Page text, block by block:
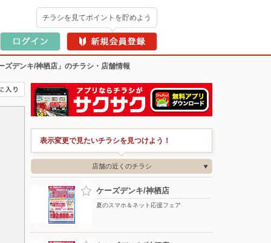
チラシを見てポイントを貯めよう
ズデンキ/神栖店」のチラシ・店舗情報
表示変更で見たいチラシを見つけよう！
店舗の近くのチラシ
ケーズデンキ/神栖店
夏のスマホ＆ネット応援フェア